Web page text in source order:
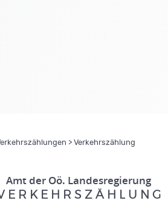
> Verkehrszählung
Amt der Oö. Landesregierung
E R K E H R S Z Ä H L U N G